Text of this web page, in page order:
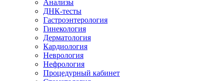
Анализы
ДНК-тесты
Гастроэнтерология
Гинекология
Дерматология
Кардиология
Неврология
Нефрология
Процедурный кабинет